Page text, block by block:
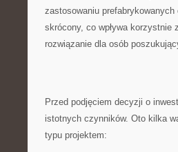
zastosowaniu⁤
skrócony, co wpływa korzystnie
rozwiązanie dla osób
Przed⁣ podjęciem decyzji o
istotnych czynników. Oto kilka⁢
typu projektem: